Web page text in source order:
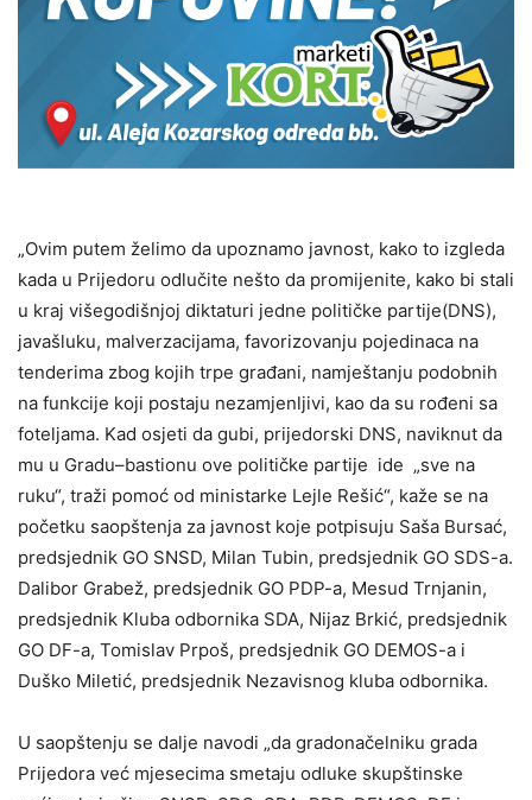
„Ovim putem želimo da upoznamo javnost, kako to izgleda
kada u Prijedoru odlučite nešto da promijenite, kako bi stali
u kraj višegodišnjoj diktaturi jedne političke partije(DNS),
javašluku, malverzacijama, favorizovanju pojedinaca na
tenderima zbog kojih trpe građani, namještanju podobnih
na funkcije koji postaju nezamjenljivi, kao da su rođeni sa
foteljama. Kad osjeti da gubi, prijedorski DNS, naviknut da
mu u Gradu–bastionu ove političke partije ide „sve na
ruku“, traži pomoć od ministarke Lejle Rešić“, kaže se na
početku saopštenja za javnost koje potpisuju Saša Bursać,
predsjednik GO SNSD, Milan Tubin, predsjednik GO SDS-a.
Dalibor Grabež, predsjednik GO PDP-a, Mesud Trnjanin,
predsjednik Kluba odbornika SDA, Nijaz Brkić, predsjednik
GO DF-a, Tomislav Prpoš, predsjednik GO DEMOS-a i
Duško Miletić, predsjednik Nezavisnog kluba odbornika.
U saopštenju se dalje navodi „da gradonačelniku grada
Prijedora već mjesecima smetaju odluke skupštinske